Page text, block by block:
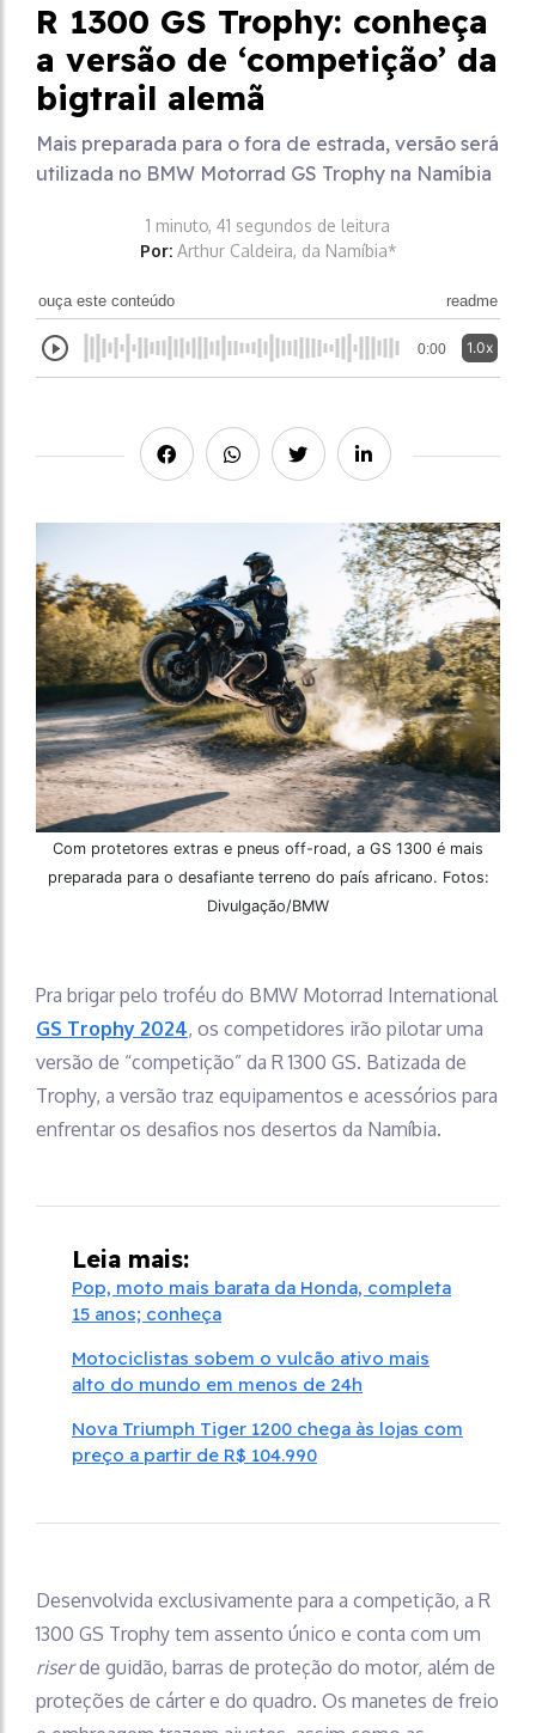
R 1300 GS Trophy: conheça
a versão de ‘competição’ da
bigtrail alemã
Mais preparada para o fora de estrada, versão será
utilizada no BMW Motorrad GS Trophy na Namíbia
1 minuto, 41 segundos de leitura
Por: Arthur Caldeira, da Namíbia*
ouça este conteúdo readme
0:00 1.0x
Com protetores extras e pneus off-road, a GS 1300 é mais
preparada para o desafiante terreno do país africano. Fotos:
Divulgação/BMW
Pra brigar pelo troféu do BMW Motorrad International
GS Trophy 2024, os competidores irão pilotar uma
versão de “competição” da R 1300 GS. Batizada de
Trophy, a versão traz equipamentos e acessórios para
enfrentar os desafios nos desertos da Namíbia.
Leia mais:
Pop, moto mais barata da Honda, completa
15 anos; conheça
Motociclistas sobem o vulcão ativo mais
alto do mundo em menos de 24h
Nova Triumph Tiger 1200 chega às lojas com
preço a partir de R$ 104.990
Desenvolvida exclusivamente para a competição, a R
1300 GS Trophy tem assento único e conta com um
riserde guidão, barras de proteção do motor, além de
proteções de cárter e do quadro. Os manetes de freio